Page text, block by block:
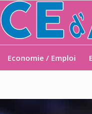
Economie / Emploi